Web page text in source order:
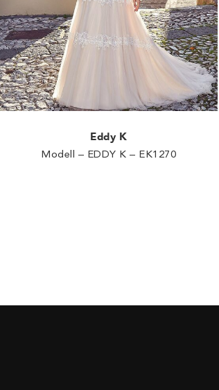
Eddy K
Modell – EDDY K – EK1270